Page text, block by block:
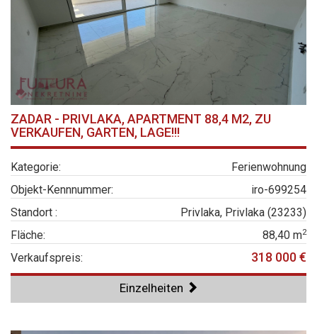
ZADAR - PRIVLAKA, APARTMENT 88,4 M2, ZU
VERKAUFEN, GARTEN, LAGE!!!
Kategorie:
Ferienwohnung
Objekt-Kennnummer:
iro-699254
Standort :
Privlaka, Privlaka (23233)
Fläche:
88,40 m2
Verkaufspreis: 318 000 €
Einzelheiten